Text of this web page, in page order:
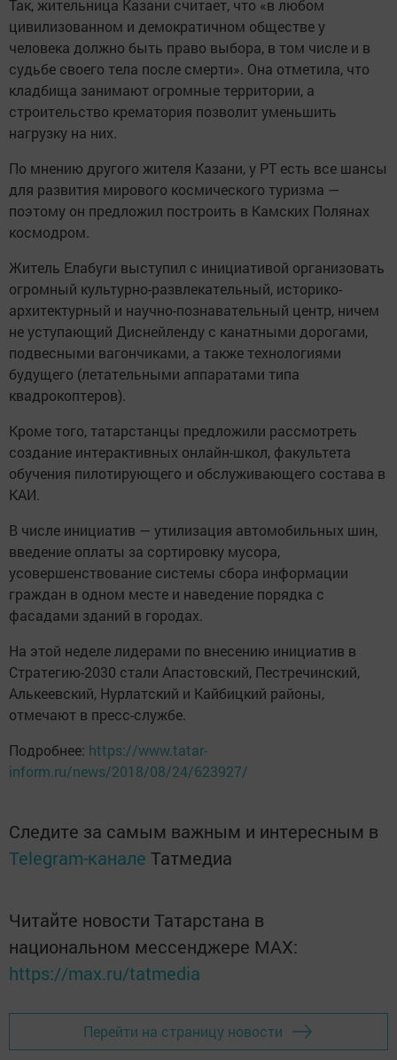
Так, жительница Казани считает, что «в любом
цивилизованном и демократичном обществе у
человека должно быть право выбора, в том числе и в
судьбе своего тела после смерти». Она отметила, что
кладбища занимают огромные территории, а
строительство крематория позволит уменьшить
нагрузку на них.
По мнению другого жителя Казани, у РТ есть все шансы
для развития мирового космического туризма —
поэтому он предложил построить в Камских Полянах
космодром.
Житель Елабуги выступил с инициативой организовать
огромный культурно-развлекательный, историко-
архитектурный и научно-познавательный центр, ничем
не уступающий Диснейленду с канатными дорогами,
подвесными вагончиками, а также технологиями
будущего (летательными аппаратами типа
квадрокоптеров).
Кроме того, татарстанцы предложили рассмотреть
создание интерактивных онлайн-школ, факультета
обучения пилотирующего и обслуживающего состава в
КАИ.
В числе инициатив — утилизация автомобильных шин,
введение оплаты за сортировку мусора,
усовершенствование системы сбора информации
граждан в одном месте и наведение порядка с
фасадами зданий в городах.
На этой неделе лидерами по внесению инициатив в
Стратегию-2030 стали Апастовский, Пестречинский,
Алькеевский, Нурлатский и Кайбицкий районы,
отмечают в пресс-службе.
Подробнее: https://www.tatar-
inform.ru/news/2018/08/24/623927/
Следите за самым важным и интересным в
Telegram-канале Татмедиа
Читайте новости Татарстана в
национальном мессенджере MАХ:
https://max.ru/tatmedia
Перейти на страницу новости